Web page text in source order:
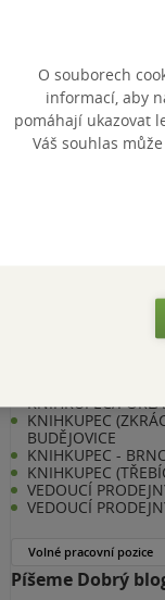
KNIHKUPEC/
KNIHKUPEC
BUDĚJOVICE
KNIHKUPEC -
KNIHKUPEC
VEDOUCÍ
VEDOUCÍ
Volné pracovní pozice
Píšeme Dobrý
O souborech
informací, aby
pomáhají ukazovat
Váš souhlas